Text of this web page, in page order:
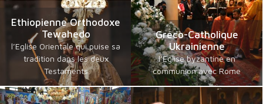
Ethiopienne Orthodoxe
Tewahedo
l’Eglise Orientale qui puise sa
tradition dans les deux
Testaments
Gréco-Catholique
Ukrainienne
l’Eglise byzantine en
communion avec Rome